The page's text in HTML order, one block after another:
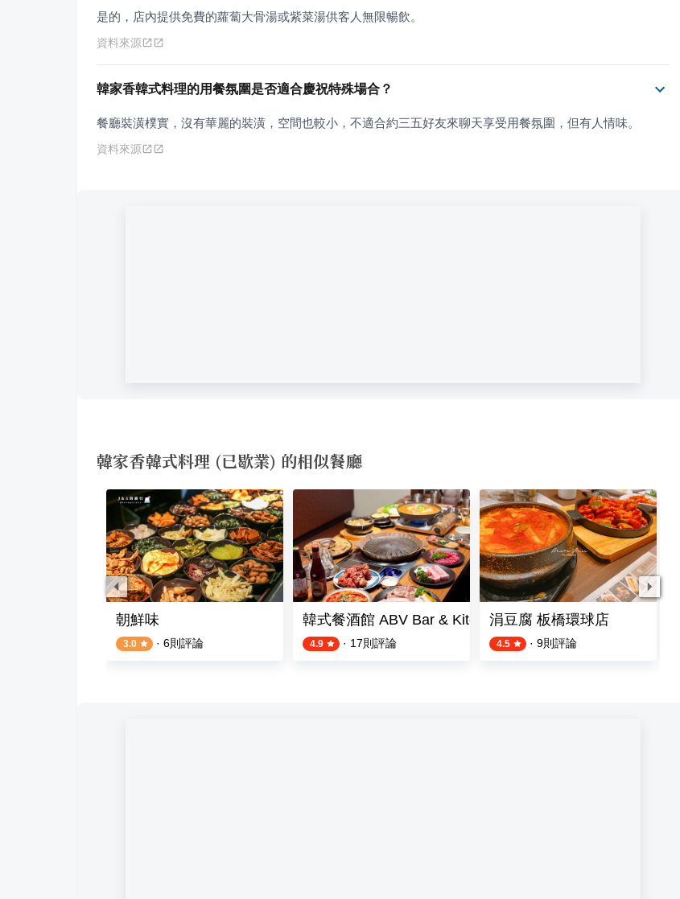
是的，店內提供免費的蘿蔔大骨湯或紫菜湯供客人無限暢飲。
資料來源
韓家香韓式料理的用餐氛圍是否適合慶祝特殊場合？
餐廳裝潢樸實，沒有華麗的裝潢，空間也較小，不適合約三五好友來聊天享受用餐氛圍，但有人情味。
資料來源
韓家香韓式料理 (已歇業) 的相似餐廳
朝鮮味
3.0 · 6則評論
韓式餐酒館 ABV Bar & Kitchen 板橋文化店
4.9 · 17則評論
涓豆腐 板橋環球店
4.5 · 9則評論